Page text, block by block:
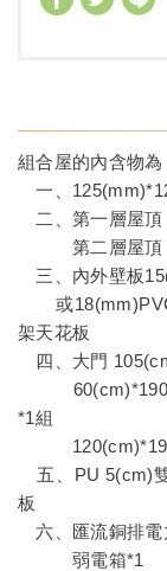
組合屋的內含物為
一、
二、第一層屋頂
第二層屋頂：
三、內外壁板
或18(mm)PVC
架天花板
四、大門
*1組
五、PU 5(cm)
板
六、匯流銅排電
弱電箱*1